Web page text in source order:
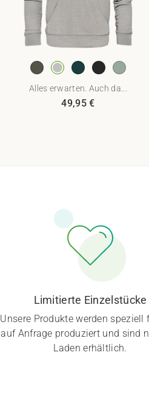
Alles erwarten. Auch da...
49,95€
Limitierte Einzelstücke
Unsere Produkte werden speziell
auf Anfrage produziert und sind
Laden erhältlich.